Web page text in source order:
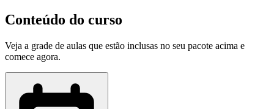
Conteúdo do curso
Veja a grade de aulas que estão inclusas no seu pacote acima e
comece agora.